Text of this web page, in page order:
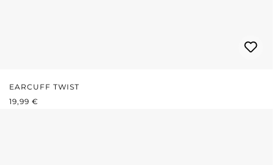
EARCUFF TWIST
REGULÄRER PREIS:
19,99 €